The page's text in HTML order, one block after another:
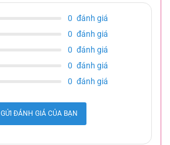
0 đánh giá
0 đánh giá
0 đánh giá
0 đánh giá
0 đánh giá
GỬI ĐÁNH GIÁ CỦA BẠN